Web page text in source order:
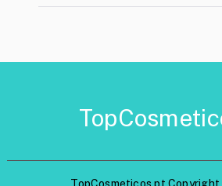
TopCosmeticos.pt Copyright